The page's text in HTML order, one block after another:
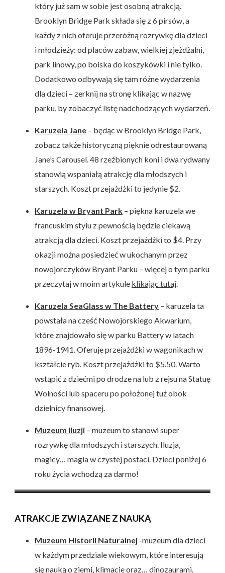
który już sam w sobie jest osobną atrakcją.
Brooklyn Bridge Park składa się z 6 pirsów, a
każdy z nich oferuje przeróżną rozrywkę dla dzieci
i młodzieży: od placów zabaw, wielkiej zjeżdżalni,
park linowy, po boiska do koszykówki i nie tylko.
Dodatkowo odbywają się tam różne wydarzenia
dla dzieci – zerknij na stronę klikając w nazwę
parku, by zobaczyć listę nadchodzących wydarzeń.
Karuzela Jane – będąc w Brooklyn Bridge Park,
zobacz także historyczną pięknie odrestaurowaną
Jane’s Carousel. 48 rzeźbionych koni i dwa rydwany
stanowią wspaniałą atrakcję dla młodszych i
starszych. Koszt przejażdżki to jedynie $2.
Karuzela w Bryant Park – piękna karuzela we
francuskim stylu z pewnością będzie ciekawą
atrakcją dla dzieci. Koszt przejażdżki to $4. Przy
okazji można posiedzieć w ukochanym przez
nowojorczyków Bryant Parku – więcej o tym parku
przeczytaj w moim artykule klikając tutaj
Karuzela SeaGlass w The Battery – karuzela ta
powstała na cześć Nowojorskiego Akwarium,
które znajdowało się w parku Battery w latach
1896-1941. Oferuje przejażdżki w wagonikach w
kształcie ryb. Koszt przejażdżki to $5.50. Warto
wstąpić z dziećmi po drodze na lub z rejsu na Statuę
Wolności lub spaceru po położonej tuż obok
dzielnicy finansowej.
Muzeum Iluzji – muzeum to stanowi super
rozrywkę dla młodszych i starszych. Iluzja,
magicy… magia w czystej postaci. Dzieci poniżej 6
roku życia wchodzą za darmo!
Karuzela Jane
Wesołe miasteczko na Coney
Muzeum Lodów
ATRAKCJE ZWIĄZANE Z NAUKĄ
Muzeum Historii Naturalnej -muzeum dla dzieci
w każdym przedziale wiekowym, które interesują
się nauką o ziemi, klimacie oraz… dinozaurami.